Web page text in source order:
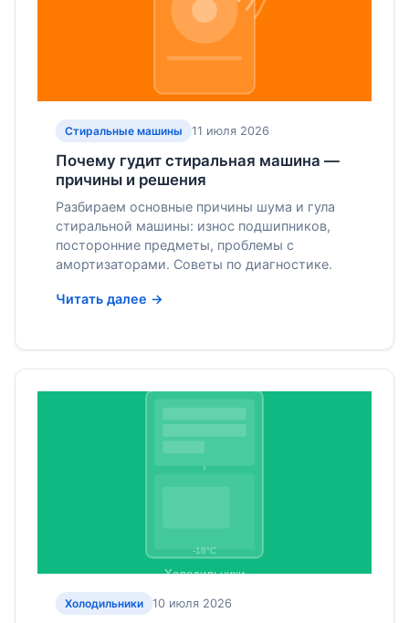
Стиральные машины 11 июля 2026
Почему гудит стиральная машина —
причины и решения
Разбираем основные причины шума и гула
стиральной машины: износ подшипников,
посторонние предметы, проблемы с
амортизаторами. Советы по диагностике.
Читать далее →
Холодильники 10 июля 2026